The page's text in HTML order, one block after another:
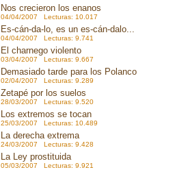
Nos crecieron los enanos
04/04/2007 Lecturas: 10.017
Es-cán-da-lo, es un es-cán-dalo...
04/04/2007 Lecturas: 9.741
El charnego violento
03/04/2007 Lecturas: 9.667
Demasiado tarde para los Polanco
02/04/2007 Lecturas: 9.289
Zetapé por los suelos
28/03/2007 Lecturas: 9.520
Los extremos se tocan
25/03/2007 Lecturas: 10.489
La derecha extrema
24/03/2007 Lecturas: 9.428
La Ley prostituida
05/03/2007 Lecturas: 9.921